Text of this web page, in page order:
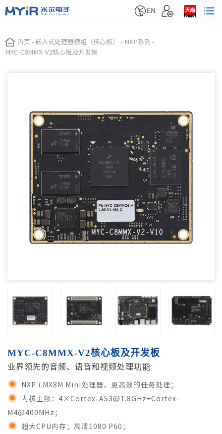

EN 
首页 - 嵌入式处理器模组（核心板） - NXP系列 -
MYC-C8MMX-V2核心板及开发板
MYC-C8MMX-V2核心板及开发板
业界领先的音频、语音和视频处理功能
NXP i.MX8M Mini处理器，更高效的任务处理；
内核主频：4×Cortex-A53@1.8GHz+Cortex-
M4@400MHz；
超大CPU内存；高清1080 P60；